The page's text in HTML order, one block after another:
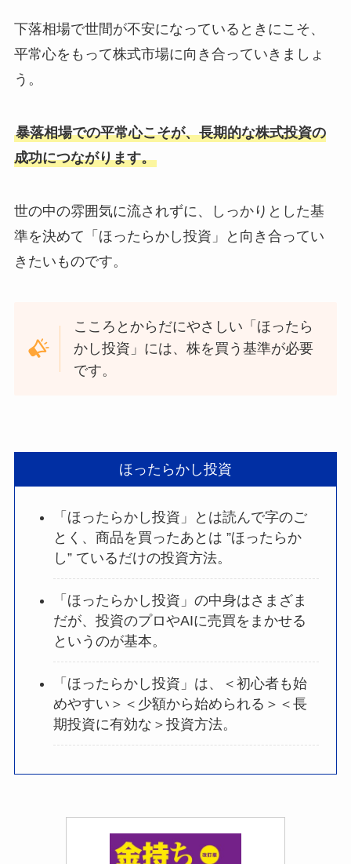
下落相場で世間が不安になっているときにこそ、
平常心をもって株式市場に向き合っていきましょ
う。
暴落相場での平常心こそが、長期的な株式投資の
成功につながります。
世の中の雰囲気に流されずに、しっかりとした基
準を決めて「ほったらかし投資」と向き合ってい
きたいものです。
こころとからだにやさしい「ほったら
かし投資」には、株を買う基準が必要
です。
ほったらかし投資
「ほったらかし投資」とは読んで字のご
とく、商品を買ったあとは ”ほったらか
し” ているだけの投資方法。
「ほったらかし投資」の中身はさまざま
だが、投資のプロやAIに売買をまかせる
というのが基本。
「ほったらかし投資」は、＜初心者も始
めやすい＞＜少額から始められる＞＜長
期投資に有効な＞投資方法。